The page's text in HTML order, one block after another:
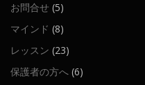
お問合せ (5)
マインド (8)
レッスン (23)
保護者の方へ (6)